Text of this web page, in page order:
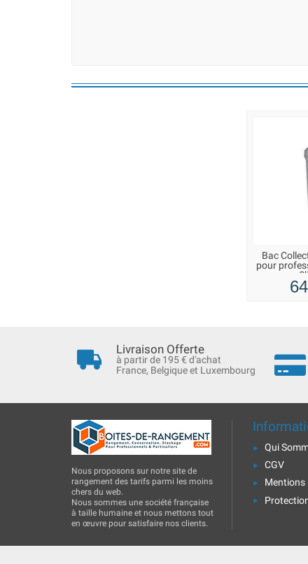
Bac
pour
Livraison Offerte
à partir de 195 € d'achat
France, Belgique et Luxembourg
Nous proposons sur notre site de
rangement des tarifs parmi les moins
chers du web.
Nous sommes une société française
à taille humaine et nous mettons tout
en œuvre pour satisfaire nos clients.
Qui
CGV
Mentions